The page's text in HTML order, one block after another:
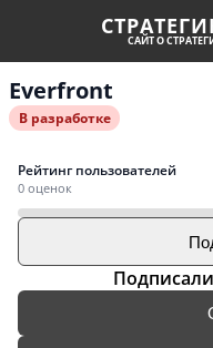
САЙТ О
Everfront
В разработке
Рейтинг пользователей
0 оценок